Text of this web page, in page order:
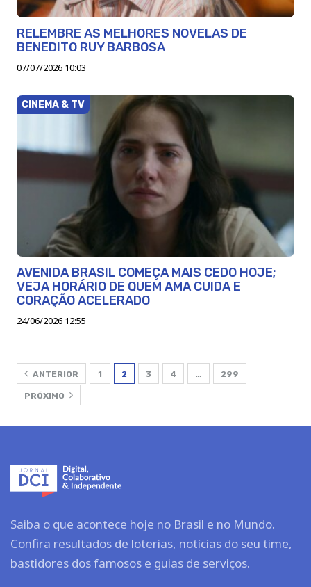
RELEMBRE AS MELHORES NOVELAS DE
BENEDITO RUY BARBOSA
07/07/2026 10:03
CINEMA & TV
AVENIDA BRASIL COMEÇA MAIS CEDO HOJE;
VEJA HORÁRIO DE QUEM AMA CUIDA E
CORAÇÃO ACELERADO
24/06/2026 12:55
ANTERIOR 1 2 3 4 … 299
PRÓXIMO
Saiba o que acontece hoje no Brasil e no Mundo.
Confira resultados de loterias, notícias do seu time,
bastidores dos famosos e guias de serviços.